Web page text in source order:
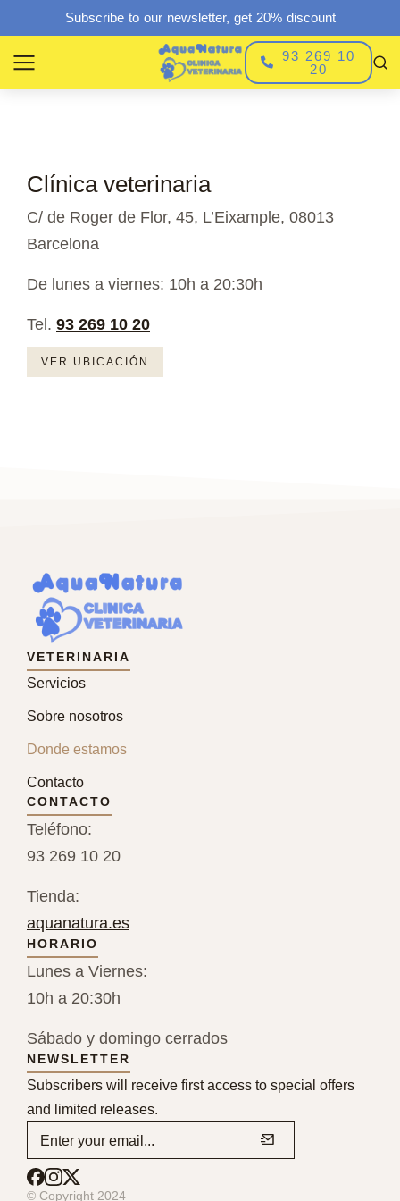
Subscribe to our newsletter, get 20% discount
93 269 10
20
Clínica veterinaria
C/ de Roger de Flor, 45, L’Eixample, 08013
Barcelona
De lunes a viernes: 10h a 20:30h
Tel. 93 269 10 20
VER UBICACIÓN
VETERINARIA
Servicios
Sobre nosotros
Donde estamos
Contacto
CONTACTO
Teléfono:
93 269 10 20
Tienda:
aquanatura.es
HORARIO
Lunes a Viernes:
10h a 20:30h
Sábado y domingo cerrados
NEWSLETTER
Subscribers will receive first access to special offers
and limited releases.
© Copyright 2024